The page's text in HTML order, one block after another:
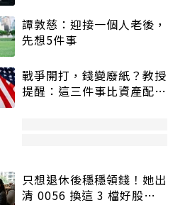
譚敦慈：迎接一個人老後，
先想5件事
戰爭開打，錢變廢紙？教授
提醒：這三件事比資產配置
只想退休後穩穩領錢！她出
清 0056 換這 3 檔好股：